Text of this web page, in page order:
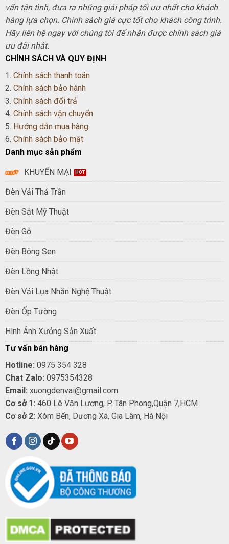
vấn tận tình, đưa ra những giải pháp tối ưu nhất cho khách
hàng lựa chọn. Chính sách giá cực tốt cho khách công trình.
Hãy liên hệ ngay với chúng tôi để nhận được chính sách giá
ưu đãi nhất.
CHÍNH SÁCH VÀ QUY ĐỊNH
1. Chính sách thanh toán
2. Chính sách bảo hành
3. Chính sách đổi trả
4. Chính sách vận chuyển
5. Hướng dẫn mua hàng
6. Chính sách bảo mật
Danh mục sản phẩm
KHUYẾN MẠI
Đèn Vải Thả Trần
Đèn Sắt Mỹ Thuật
Đèn Gỗ
Đèn Bông Sen
Đèn Lồng Nhật
Đèn Vải Lụa Nhăn Nghệ Thuật
Đèn Ốp Tường
Hình Ảnh Xưởng Sản Xuất
Tư vấn bán hàng
Hotline: 0975 354 328
Chat Zalo: 0975354328
Email: xuongdenvai@gmail.com
Cơ sở 1: 460 Lê Văn Lương, P. Tân Phong,Quận 7,HCM
Cơ sở 2: Xóm Bến, Dương Xá, Gia Lâm, Hà Nội